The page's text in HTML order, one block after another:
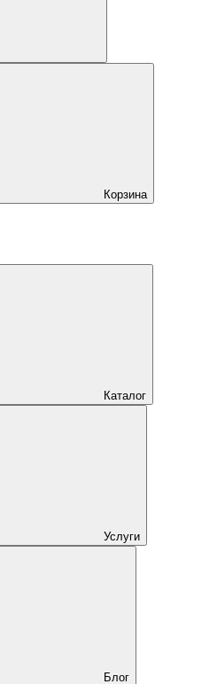
Корзина
Каталог
Услуги
Блог